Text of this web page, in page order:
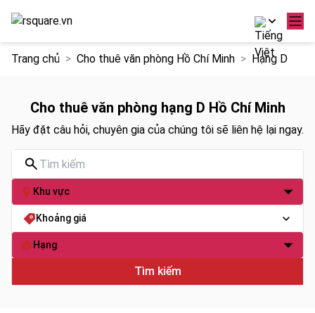
đến
Trang chủ Cho thuê văn phòng Hồ Chí Minh Hạng D
Cho thuê văn phòng hạng D Hồ Chí Minh
Hãy đặt câu hỏi, chuyên gia của chúng tôi sẽ liên hệ lại ngay.
Khu vực
Khoảng giá
Hạng
Tìm kiếm